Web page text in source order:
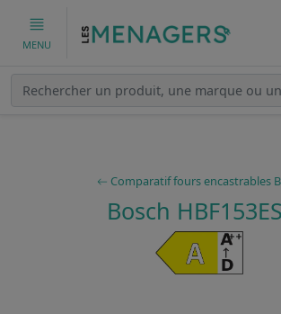
MENU
Comparatif fours encastrables
Bosch